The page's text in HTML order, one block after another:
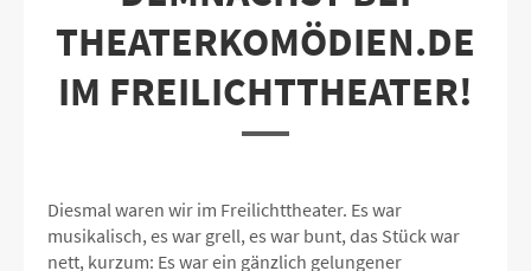
THEATERKOMÖDIEN.DE
IM FREILICHTTHEATER!
Diesmal waren wir im Freilichttheater. Es war
musikalisch, es war grell, es war bunt, das Stück war
nett, kurzum: Es war ein gänzlich gelungener